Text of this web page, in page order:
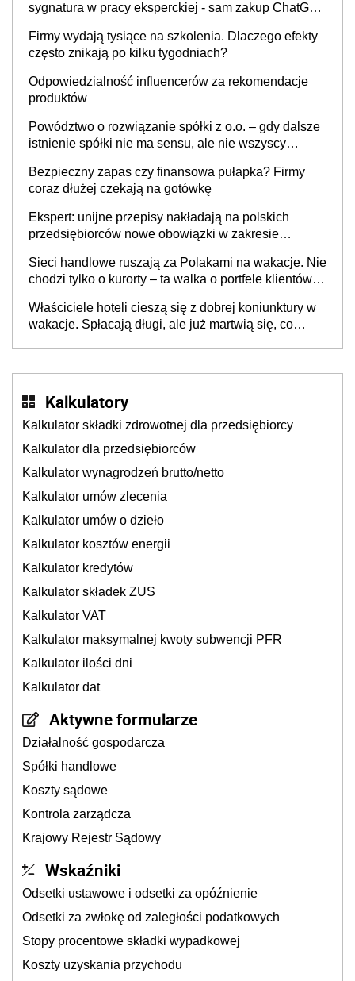
sygnatura w pracy eksperckiej - sam zakup ChatGPT
Firmy wydają tysiące na szkolenia. Dlaczego efekty
często znikają po kilku tygodniach?
Odpowiedzialność influencerów za rekomendacje
produktów
Powództwo o rozwiązanie spółki z o.o. – gdy dalsze
istnienie spółki nie ma sensu, ale nie wszyscy
Bezpieczny zapas czy finansowa pułapka? Firmy
coraz dłużej czekają na gotówkę
Ekspert: unijne przepisy nakładają na polskich
przedsiębiorców nowe obowiązki w zakresie
Sieci handlowe ruszają za Polakami na wakacje. Nie
chodzi tylko o kurorty – ta walka o portfele klientów
cichu
Właściciele hoteli cieszą się z dobrej koniunktury w
wakacje. Spłacają długi, ale już martwią się, co
Kalkulatory
Kalkulator składki zdrowotnej dla przedsiębiorcy
Kalkulator dla przedsiębiorców
Kalkulator wynagrodzeń brutto/netto
Kalkulator umów zlecenia
Kalkulator umów o dzieło
Kalkulator kosztów energii
Kalkulator kredytów
Kalkulator składek ZUS
Kalkulator VAT
Kalkulator maksymalnej kwoty subwencji PFR
Kalkulator ilości dni
Kalkulator dat
Aktywne formularze
Działalność gospodarcza
Spółki handlowe
Koszty sądowe
Kontrola zarządcza
Krajowy Rejestr Sądowy
Wskaźniki
Odsetki ustawowe i odsetki za opóźnienie
Odsetki za zwłokę od zaległości podatkowych
Stopy procentowe składki wypadkowej
Koszty uzyskania przychodu